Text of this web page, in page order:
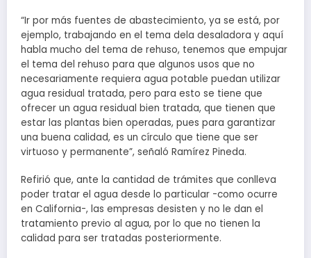
“Ir por más fuentes de abastecimiento, ya se está, por
ejemplo, trabajando en el tema dela desaladora y aquí
habla mucho del tema de rehuso, tenemos que empujar
el tema del rehuso para que algunos usos que no
necesariamente requiera agua potable puedan utilizar
agua residual tratada, pero para esto se tiene que
ofrecer un agua residual bien tratada, que tienen que
estar las plantas bien operadas, pues para garantizar
una buena calidad, es un círculo que tiene que ser
virtuoso y permanente”, señaló Ramírez Pineda.
Refirió que, ante la cantidad de trámites que conlleva
poder tratar el agua desde lo particular -como ocurre
en California-, las empresas desisten y no le dan el
tratamiento previo al agua, por lo que no tienen la
calidad para ser tratadas posteriormente.